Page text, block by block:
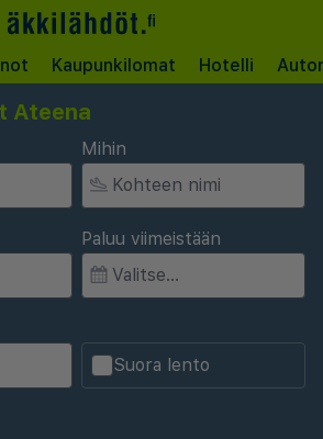
Kaupunkilomat Hotelli
Ateena
Mihin
Paluu viimeistään
Suora lento